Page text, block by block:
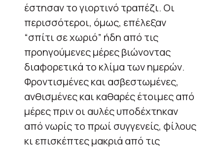
έστησαν το γιορτινό τραπέζι. Οι
περισσότεροι, όμως, επέλεξαν
“σπίτι σε χωριό” ήδη από τις
προηγούμενες μέρες βιώνοντας
διαφορετικά το κλίμα των ημερών.
Φροντισμένες και ασβεστωμένες,
ανθισμένες και καθαρές έτοιμες από
μέρες πριν οι αυλές υποδέχτηκαν
από νωρίς το πρωί συγγενείς, φίλους
κι επισκέπτες μακριά από τις